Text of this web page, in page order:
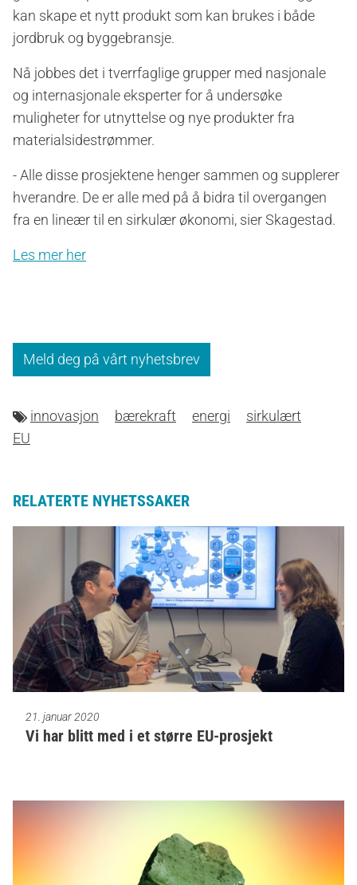
kan skape et nytt produkt som kan brukes i både
jordbruk og byggebransje.
Nå jobbes det i tverrfaglige grupper med nasjonale
og internasjonale eksperter for å undersøke
muligheter for utnyttelse og nye produkter fra
materialsidestrømmer.
- Alle disse prosjektene henger sammen og supplerer
hverandre. De er alle med på å bidra til overgangen
fra en lineær til en sirkulær økonomi, sier Skagestad.
Les mer her
Meld deg på vårt nyhetsbrev
innovasjon bærekraft energi
sirkulært
EU
RELATERTE NYHETSSAKER
21. januar 2020
Vi har blitt med i et større EU-prosjekt